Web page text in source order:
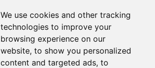
We use cookies and other tracking
technologies to improve your
browsing experience on our
website, to show you personalized
content and targeted ads, to
Мастерская SMT